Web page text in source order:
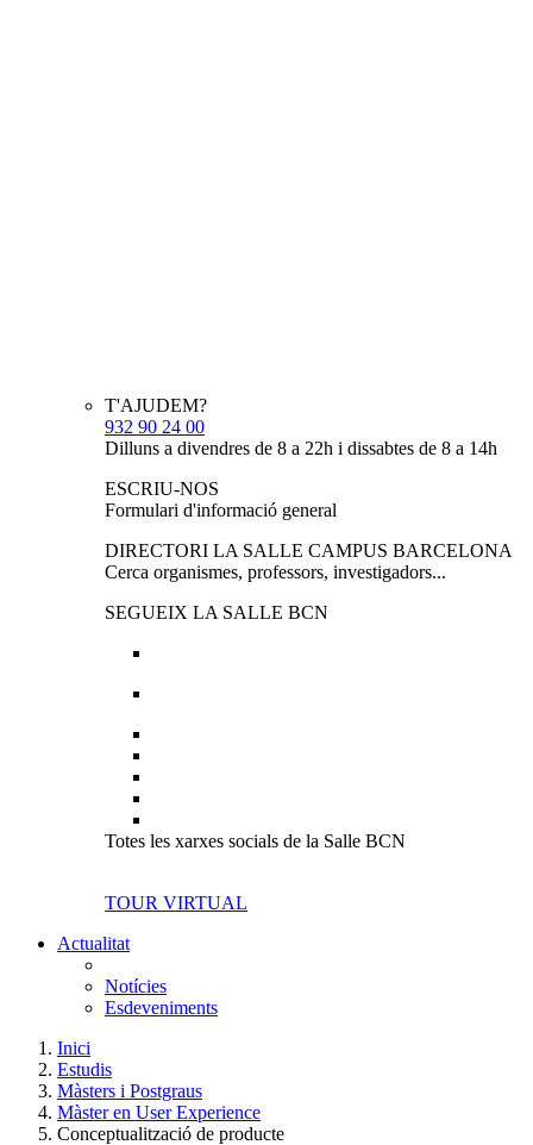
T'AJUDEM?
932 90 24 00
Dilluns a divendres de 8 a 22h i dissabtes de 8 a 14h
ESCRIU-NOS
Formulari d'informació general
DIRECTORI LA SALLE CAMPUS BARCELONA
Cerca organismes, professors, investigadors...
SEGUEIX LA SALLE BCN
Totes les xarxes socials de la Salle BCN
TOUR VIRTUAL
Actualitat
Notícies
Esdeveniments
Inici
Estudis
Màsters i Postgraus
Màster en User Experience
Conceptualització de producte